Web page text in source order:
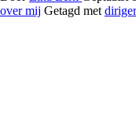
over mij Getagd met